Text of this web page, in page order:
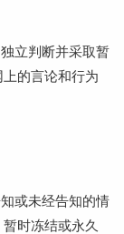
立判断并采取暂
的言论和行为
或未经告知的情
时冻结或永久